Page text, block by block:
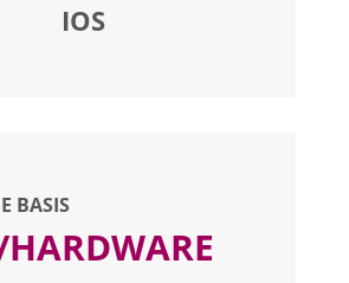
IOS
BASIS